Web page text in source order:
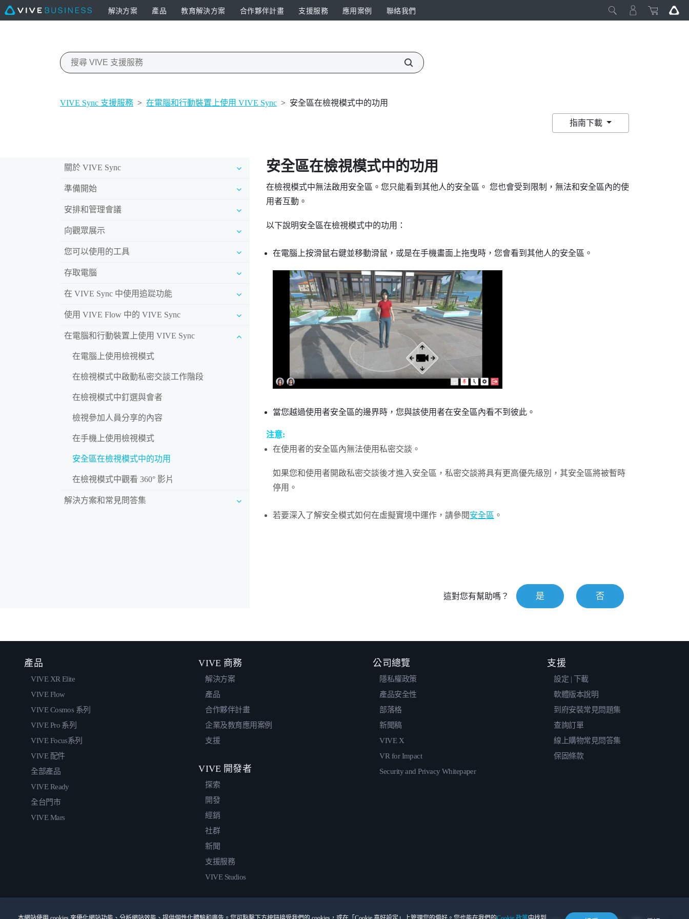
解決方案 產品 教育解決方案 合作夥伴計畫 支援服務 應用案例 聯絡我們
VIVE Sync 支援服務 > 在電腦和行動裝置上使用 VIVE Sync > 安全區在檢視模式中的功用
指南下載
關於 VIVE Sync
準備開始
安排和管理會議
向觀眾展示
您可以使用的工具
存取電腦
在 VIVE Sync 中使用追踨功能
使用 VIVE Flow 中的 VIVE Sync
在電腦和行動裝置上使用 VIVE Sync
在電腦上使用檢視模式
在檢視模式中啟動私密交談工作階段
在檢視模式中釘選與會者
檢視參加人員分享的內容
在手機上使用檢視模式
安全區在檢視模式中的功用
在檢視模式中觀看 360° 影片
解決方案和常見問答集
安全區在檢視模式中的功用
在檢視模式中無法啟用安全區。您只能看到其他人的安全區。 您也會受到限制，無法和安全區內的使
用者互動。
以下說明安全區在檢視模式中的功用：
在電腦上按滑鼠右鍵並移動滑鼠，或是在手機畫面上拖曳時，您會看到其他人的安全區。
當您越過使用者安全區的邊界時，您與該使用者在安全區內看不到彼此。
注意:
在使用者的安全區內無法使用私密交談 。
如果您和使用者開啟私密交談後才進入安全區， 私密交談將具有更高優先級別，其安全區將被暫時
停用。
若要深入了解安全模式如何在虛擬實境中運作，請參閱安全區 。
這對您有幫助嗎？ 是 否
產品
VIVE XR Elite
VIVE Flow
VIVE Cosmos 系列
VIVE Pro 系列
VIVE Focus系列
VIVE 配件
全部產品
VIVE Ready
全台門市
VIVE Mars
VIVE 商務
解決方案
產品
合作夥伴計畫
企業及教育應用案例
支援
VIVE 開發者
探索
開發
經銷
社群
新聞
支援服務
VIVE Studios
公司總覽
隱私權政策
產品安全性
部落格
新聞稿
VIVE X
VR for Impact
Security and Privacy Whitepaper
支援
設定 | 下載
軟體版本說明
到府安裝常見問題集
查詢訂單
線上購物常見問答集
保固條款